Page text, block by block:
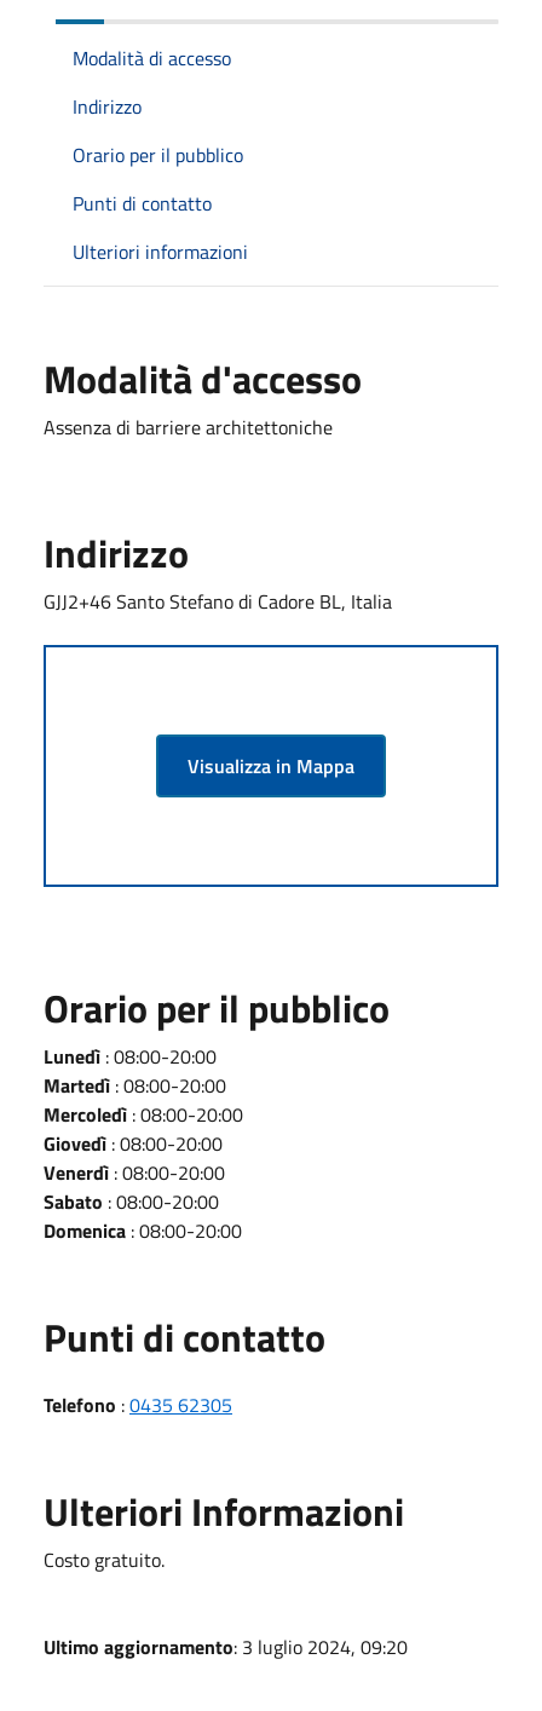
Modalità di accesso
Indirizzo
Orario per il pubblico
Punti di contatto
Ulteriori informazioni
Modalità d'accesso
Assenza di barriere architettoniche
Indirizzo
GJJ2+46 Santo Stefano di Cadore BL, Italia
Visualizza in Mappa
Orario per il pubblico
Lunedì : 08:00-20:00
Martedì : 08:00-20:00
Mercoledì : 08:00-20:00
Giovedì : 08:00-20:00
Venerdì : 08:00-20:00
Sabato : 08:00-20:00
Domenica : 08:00-20:00
Punti di contatto
Telefono :0435 62305
Ulteriori Informazioni
Costo gratuito.
Ultimo aggiornamento: 3 luglio 2024, 09:20